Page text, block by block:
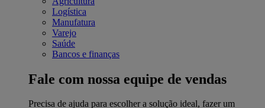
Logística
Manufatura
Varejo
Saúde
Bancos e finanças
Fale com nossa equipe de vendas
Precisa de ajuda para escolher a solução ideal, fazer um